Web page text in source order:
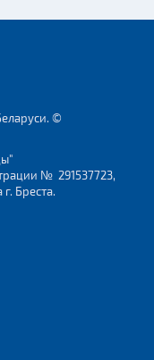
©
№ 291537723,
Бреста.